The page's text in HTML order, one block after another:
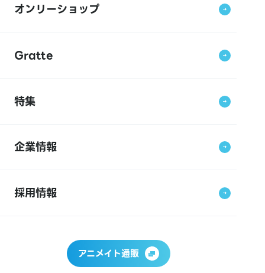
オンリーショップ
Gratte
特集
企業情報
採用情報
アニメイト通販